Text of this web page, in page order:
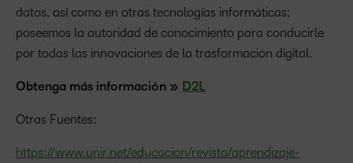
datos, así como en otras tecnologías informáticas;
poseemos la autoridad de conocimiento para conducirle
por todas las innovaciones de la trasformación digital.
Obtenga más información » D2L
Otras Fuentes:
https://www.unir.net/educacion/revista/aprendizaje-